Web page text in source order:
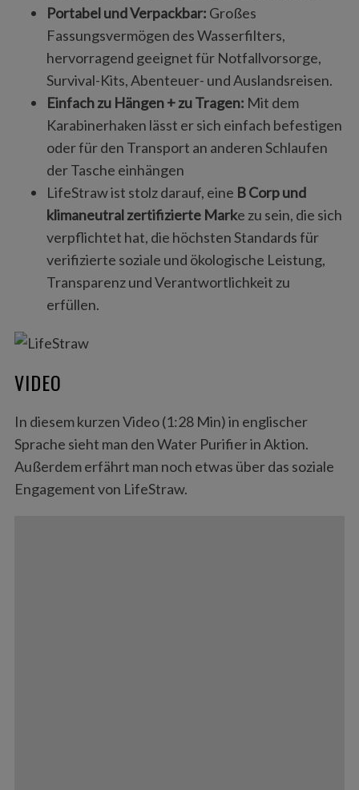
Portabel und Verpackbar: Großes
Fassungsvermögen des Wasserfilters,
hervorragend geeignet für Notfallvorsorge,
Survival-Kits, Abenteuer- und Auslandsreisen.
Einfach zu Hängen + zu Tragen: Mit dem
Karabinerhaken lässt er sich einfach befestigen
oder für den Transport an anderen Schlaufen
der Tasche einhängen
LifeStraw ist stolz darauf, eine B Corp und
klimaneutral zertifizierte Marke zu sein, die sich
verpflichtet hat, die höchsten Standards für
verifizierte soziale und ökologische Leistung,
Transparenz und Verantwortlichkeit zu
erfüllen.
VIDEO
In diesem kurzen Video (1:28 Min) in englischer
Sprache sieht man den Water Purifier in Aktion.
Außerdem erfährt man noch etwas über das soziale
Engagement von LifeStraw.